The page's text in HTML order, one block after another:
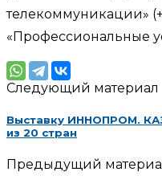
телекоммуникации»
«Профессиональные
Следующий материал
Выставку ИННОПРОМ.
из 20 стран
Предыдущий